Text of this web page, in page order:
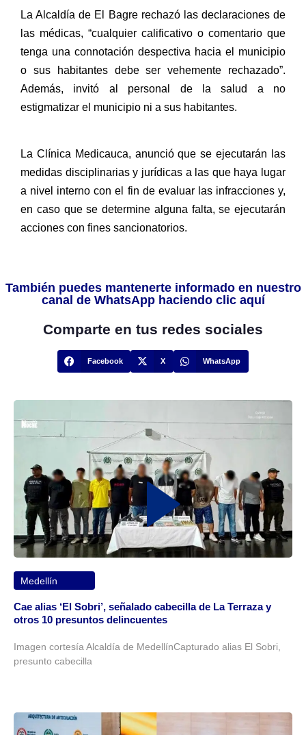
La Alcaldía de El Bagre rechazó las declaraciones de
las médicas, “cualquier calificativo o comentario que
tenga una connotación despectiva hacia el municipio
o sus habitantes debe ser vehemente rechazado”.
Además, invitó al personal de la salud a no
estigmatizar el municipio ni a sus habitantes.
La Clínica Medicauca, anunció que se ejecutarán las
medidas disciplinarias y jurídicas a las que haya lugar
a nivel interno con el fin de evaluar las infracciones y,
en caso que se determine alguna falta, se ejecutarán
acciones con fines sancionatorios.
También puedes mantenerte informado en nuestro
canal de WhatsApp haciendo clic aquí
Comparte en tus redes sociales
Facebook X WhatsApp
Medellín
Cae alias ‘El Sobri’, señalado cabecilla de La Terraza y
otros 10 presuntos delincuentes
Imagen cortesía Alcaldía de MedellínCapturado alias El Sobri,
presunto cabecilla